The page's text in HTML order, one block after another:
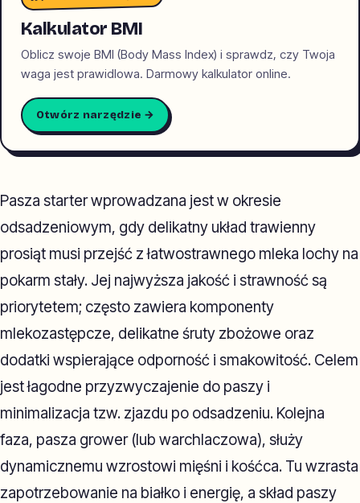
Kalkulator BMI
Oblicz swoje BMI (Body Mass Index) i sprawdz, czy Twoja
waga jest prawidlowa. Darmowy kalkulator online.
Otwórz narzędzie →
Pasza starter wprowadzana jest w okresie
odsadzeniowym, gdy delikatny układ trawienny
prosiąt musi przejść z łatwostrawnego mleka lochy na
pokarm stały. Jej najwyższa jakość i strawność są
priorytetem; często zawiera komponenty
mlekozastępcze, delikatne śruty zbożowe oraz
dodatki wspierające odporność i smakowitość. Celem
jest łagodne przyzwyczajenie do paszy i
minimalizacja tzw. zjazdu po odsadzeniu. Kolejna
faza, pasza grower (lub warchlaczowa), służy
dynamicznemu wzrostowi mięśni i kośćca. Tu wzrasta
zapotrzebowanie na białko i energię, a skład paszy